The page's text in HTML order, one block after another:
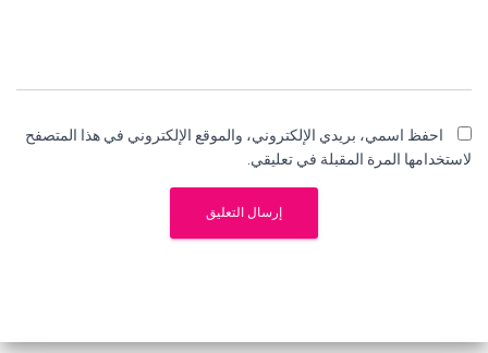
احفظ اسمي، بريدي الإلكتروني، والموقع الإلكتروني في هذا المتصفح
لاستخدامها المرة المقبلة في تعليقي.